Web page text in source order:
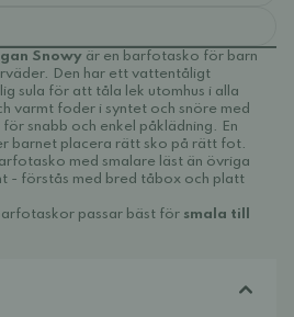
Snowy är en barfotasko för barn
Den har ett vattentåligt
sula för att tåla lek utomhus i alla
varmt foder i syntet och snöre med
snabb och enkel påklädning. En
barnet placera rätt sko på rätt fot.
med smalare läst än övriga
- förstås med bred tåbox och platt
passar bäst för smala till